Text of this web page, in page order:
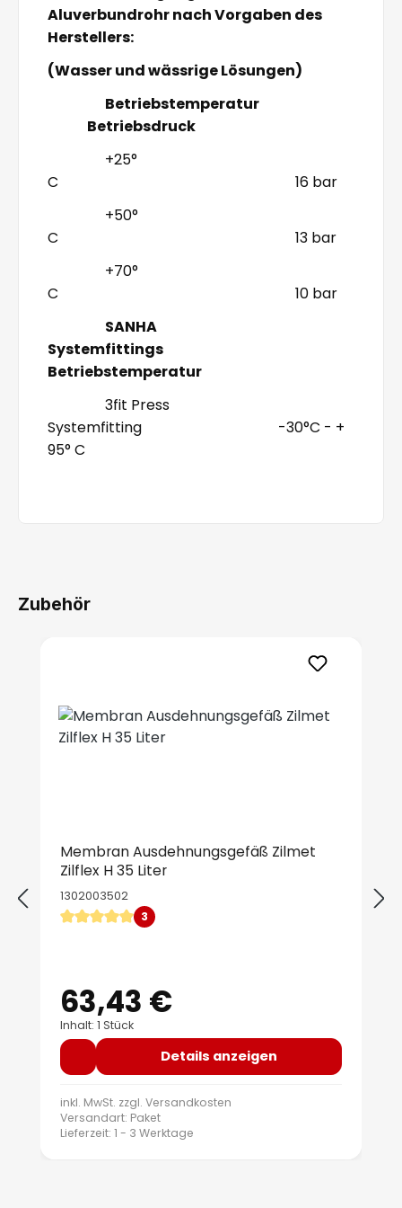
Aluverbundrohr nach Vorgaben des
Herstellers:
(Wasser und wässrige Lösungen)
Betriebstemperatur
Betriebsdruck
+25°
C 16 bar
+50°
C 13 bar
+70°
C 10 bar
SANHA
Systemfittings
Betriebstemperatur
3fit Press
Systemfitting -30°C - +
95° C
Zubehör
Membran Ausdehnungsgefäß Zilmet
Zilflex H 35 Liter
1302003502
Durchschnittliche Bewertung von 5 von 5 Sternen
3
Regulärer Preis:
63,43 €
Inhalt: 1 Stück
Details anzeigen
inkl. MwSt. zzgl. Versandkosten
Versandart: Paket
Lieferzeit: 1 - 3 Werktage